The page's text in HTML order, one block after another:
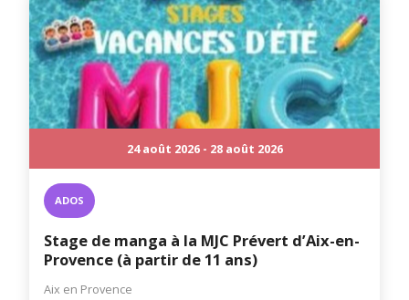
24 août 2026 - 28 août 2026
ADOS
Stage de manga à la MJC Prévert d’Aix-en-
Provence (à partir de 11 ans)
Aix en Provence